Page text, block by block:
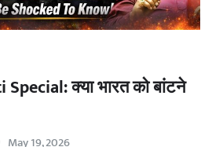
क्या भारत को बांटने
May 19, 2026